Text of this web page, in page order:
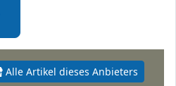
Alle Artikel dieses Anbieters